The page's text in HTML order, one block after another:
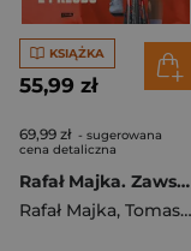
KSIĄŻKA
55,99 zł
69,99 zł - sugerowana
cena detaliczna
Rafał Majka. Zawsze z przodu. Rozmawia Tomasz Kalemba - książka z autografem
Rafał Majka, Tomasz Kalemba